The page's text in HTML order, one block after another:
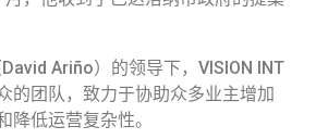
Ariño）的领导下，VISION INT
的团队，致力于协助众多业主增加
降低运营复杂性。